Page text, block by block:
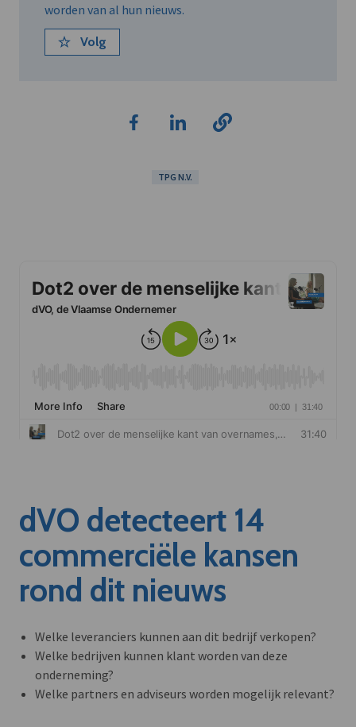
worden van al hun nieuws.
Volg
TPG N.V.
dVO detecteert 14
commerciële kansen
rond dit nieuws
Welke leveranciers kunnen aan dit bedrijf verkopen?
Welke bedrijven kunnen klant worden van deze
onderneming?
Welke partners en adviseurs worden mogelijk relevant?